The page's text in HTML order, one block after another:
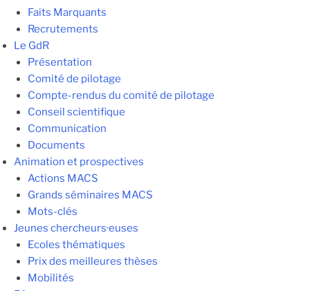
Faits Marquants
Recrutements
Le GdR
Présentation
Comité de pilotage
Compte-rendus du comité de pilotage
Conseil scientifique
Communication
Documents
Animation et prospectives
Actions MACS
Grands séminaires MACS
Mots-clés
Jeunes chercheurs·euses
Ecoles thématiques
Prix des meilleures thèses
Mobilités